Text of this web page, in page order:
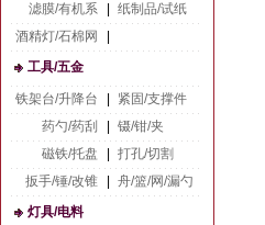
滤膜/有机系
纸制品/试纸
酒精灯/石棉网
工具/五金
铁架台/升降台
紧固/支撑件
药勺/药刮
镊/钳/夹
磁铁/托盘
打孔/切割
扳手/锤/改锥
舟/篮/网/漏勺
灯具/电料